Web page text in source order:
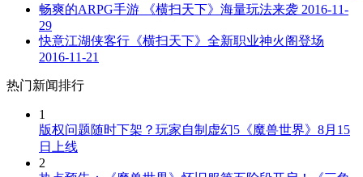
畅爽的ARPG手游 《横扫天下》海量玩法来袭 2016-11-
29
快意江湖侠客行《横扫天下》全新职业神火阁登场
2016-11-21
热门新闻排行
1
版权问题随时下架？玩家自制虚幻5《魔兽世界》8月15
日上线
2